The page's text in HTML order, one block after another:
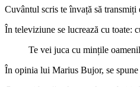
Cuvântul scris te învață să
În televiziune se lucrează cu toate:
Te vei juca cu mințile
În opinia lui Marius Bujor, se